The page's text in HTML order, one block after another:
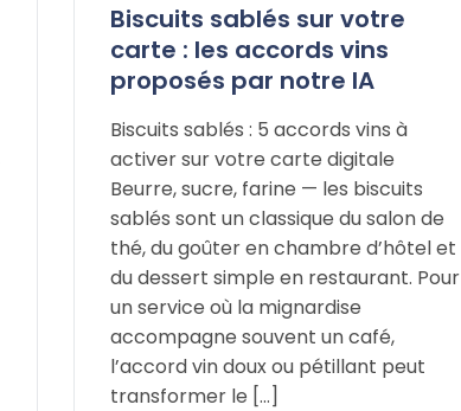
Biscuits sablés sur votre
carte : les accords vins
proposés par notre IA
Biscuits sablés : 5 accords vins à
activer sur votre carte digitale
Beurre, sucre, farine — les biscuits
sablés sont un classique du salon de
thé, du goûter en chambre d’hôtel et
du dessert simple en restaurant. Pour
un service où la mignardise
accompagne souvent un café,
l’accord vin doux ou pétillant peut
transformer le […]